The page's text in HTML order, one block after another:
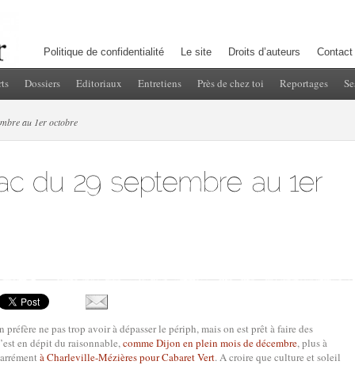
Politique de confidentialité Le site Droits d’auteurs Contact
Dossiers Editoriaux Entretiens Près de chez toi Reportages
au 1er octobre
ne pas trop avoir à dépasser le périph, mais on est prêt à faire des
en dépit du raisonnable,comme Dijon en plein mois de décembre, plus à
à Charleville-Mézières pour Cabaret Vert. A croire que culture et soleil